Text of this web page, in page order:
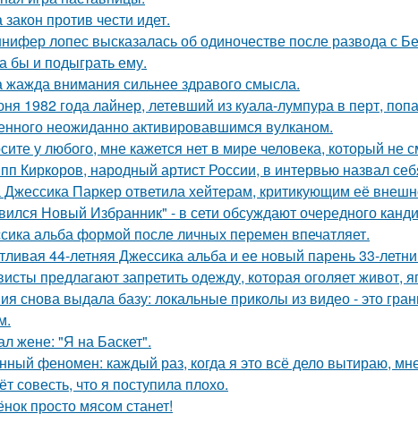
закон против чести идет.
лопес высказалась об одиночестве после развода с
бы и подыграть ему.
жажда внимания сильнее здравого смысла.
1982 года лайнер, летевший из куала-лумпура в перт,
неожиданно активировавшимся вулканом.
у любого, мне кажется нет в мире человека, который не
Киркоров, народный артист России, в интервью назвал
Паркер ответила хейтерам, критикующим её
Новый Избранник" - в сети обсуждают очередного
альба формой после личных перемен впечатляет.
44-летняя Джессика альба и ее новый парень 33-
предлагают запретить одежду, которая оголяет живот,
снова выдала базу: локальные приколы из видео - это
жене: "Я на Баскет".
феномен: каждый раз, когда я это всё дело вытираю,
совесть, что я поступила плохо.
просто мясом станет!